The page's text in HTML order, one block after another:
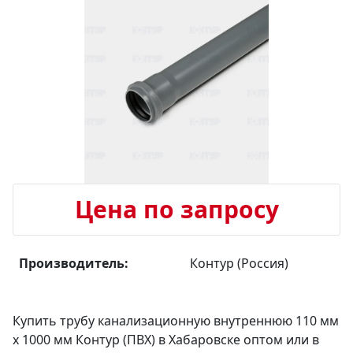
Цена по запросу
Производитель: Контур (Россия)
Купить трубу канализационную внутреннюю 110 мм
х 1000 мм Контур (ПВХ) в Хабаровске оптом или в